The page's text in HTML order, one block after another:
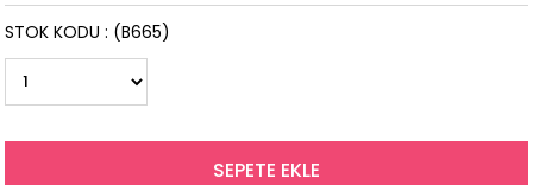
(B665)
STOK KODU